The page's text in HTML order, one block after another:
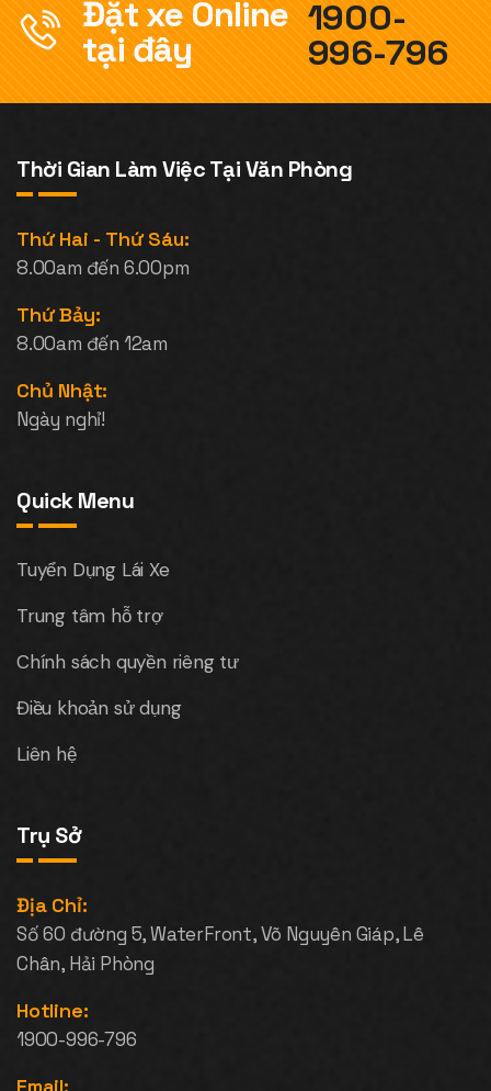
Đặt xe Online
tại đây
1900-
996-796
Thời Gian Làm Việc Tại Văn Phòng
Thứ Hai - Thứ Sáu:
8.00am đến 6.00pm
Thứ Bảy:
8.00am đến 12am
Chủ Nhật:
Ngày nghỉ!
Quick Menu
Tuyển Dụng Lái Xe
Trung tâm hỗ trợ
Chính sách quyền riêng tư
Điều khoản sử dụng
Liên hệ
Trụ Sở
Địa Chỉ:
Số 60 đường 5, WaterFront, Võ Nguyên Giáp, Lê
Chân, Hải Phòng
Hotline:
1900-996-796
Email: